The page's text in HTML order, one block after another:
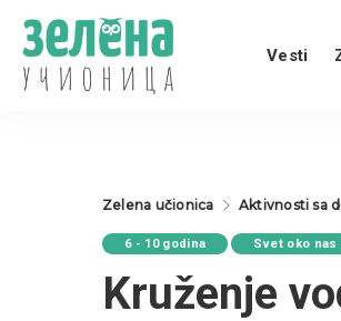
Vesti
Zelena učionica Aktivnosti sa
6 - 10 godina Svet oko nas
Kruženje